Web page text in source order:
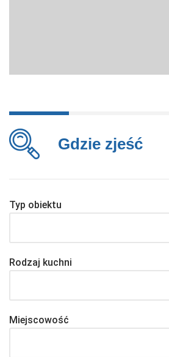
Gdzie zjeść
Typ obiektu
Rodzaj kuchni
Miejscowość